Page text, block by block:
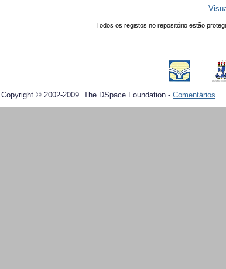
Todos os registos no repositório estão
Copyright © 2002-2009 The DSpace Foundation - Comentários